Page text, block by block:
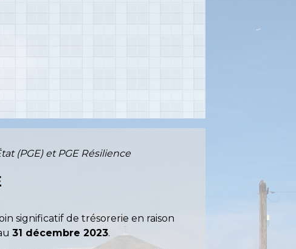
(PGE) et PGE Résilience
significatif de trésorerie en raison
31 décembre 2023.